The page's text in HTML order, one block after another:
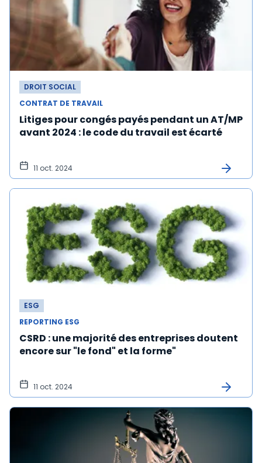
DROIT SOCIAL
CONTRAT DE TRAVAIL
Litiges pour congés payés pendant un AT/MP
avant 2024 : le code du travail est écarté
11 oct. 2024
ESG
REPORTING ESG
CSRD : une majorité des entreprises doutent
encore sur "le fond" et la forme"
11 oct. 2024